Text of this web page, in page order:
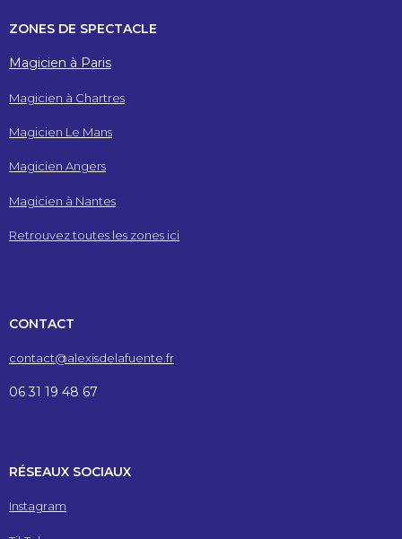
ZONES DE SPECTACLE
Magicien à Paris
Magicien à Chartres
Magicien Le Mans
Magicien Angers
Magicien à Nantes
Retrouvez toutes les zones ici
CONTACT
contact@alexisdelafuente.fr
06 31 19 48 67
RÉSEAUX SOCIAUX
Instagram